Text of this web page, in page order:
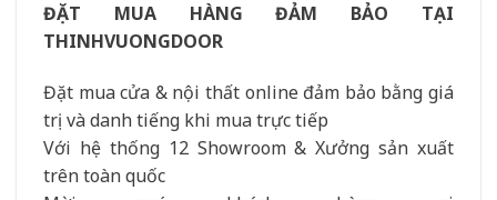
ĐẶT MUA HÀNG ĐẢM BẢO TẠI
THINHVUONGDOOR
Đặt mua cửa & nội thất online đảm bảo bằng giá
trị và danh tiếng khi mua trực tiếp
Với hệ thống 12 Showroom & Xưởng sản xuất
trên toàn quốc